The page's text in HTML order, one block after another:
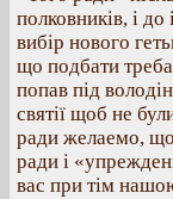
полковників, і
вибір нового
що подбати
попав під
святії щоб не
ради желаемо,
ради і
вас при тім